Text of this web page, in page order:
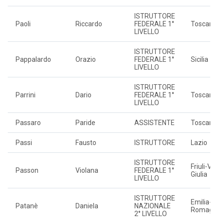
Paoli Riccardo
ISTRUTTORE
FEDERALE 1°
LIVELLO
Toscana
Pappalardo Orazio
ISTRUTTORE
FEDERALE 1°
LIVELLO
Sicilia
Parrini Dario
ISTRUTTORE
FEDERALE 1°
LIVELLO
Toscana
Passaro Paride ASSISTENTE Toscana
Passi Fausto ISTRUTTORE Lazio
Passon Violana
ISTRUTTORE
FEDERALE 1°
LIVELLO
Friuli-
Giulia
Patanè Daniela
ISTRUTTORE
NAZIONALE
2° LIVELLO
Emilia-